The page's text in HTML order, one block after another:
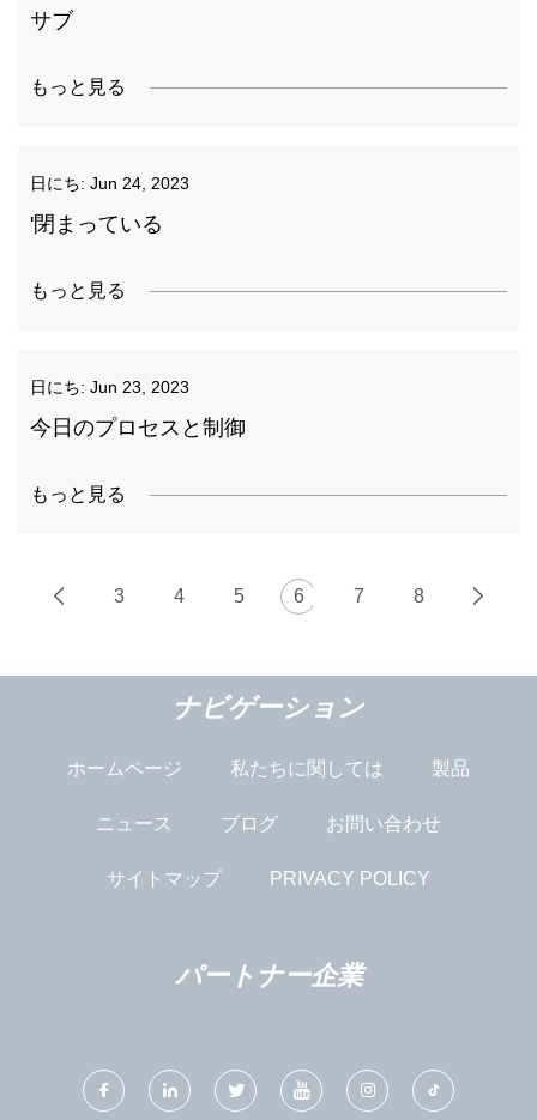
サブ
もっと見る
日にち: Jun 24, 2023
'閉まっている
もっと見る
日にち: Jun 23, 2023
今日のプロセスと制御
もっと見る
3 4 5 6 7 8
ナビゲーション
ホームページ 私たちに関しては 製品
ニュース ブログ お問い合わせ
サイトマップ PRIVACY POLICY
パートナー企業